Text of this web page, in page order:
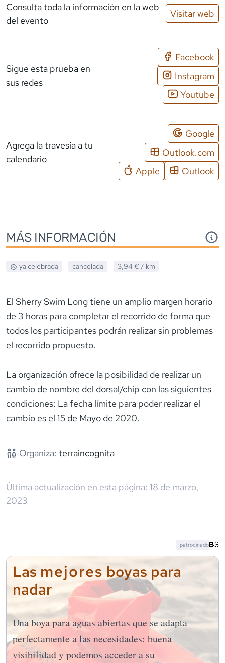
Consulta toda la información en la web
del evento
Visitar web
Sigue esta prueba en
sus redes
Facebook
Instagram
Youtube
Agrega la travesía a tu
calendario
Google
Outlook.com
Apple
Outlook
MÁS INFORMACIÓN
ya celebrada cancelada 3,94 € / km
El Sherry Swim Long tiene un amplio margen horario
de 3 horas para completar el recorrido de forma que
todos los participantes podrán realizar sin problemas
el recorrido propuesto.
La organización ofrece la posibilidad de realizar un
cambio de nombre del dorsal/chip con las siguientes
condiciones: La fecha límite para poder realizar el
cambio es el 15 de Mayo de 2020.
Organiza: terraincognita
Última actualización en esta página: 18 de marzo,
2023
Las mejores boyas para
nadar
Una boya para aguas abiertas que se adapta
perfectamente a las necesidades: buena
visibilidad y podemos acceder a su
patrocinado